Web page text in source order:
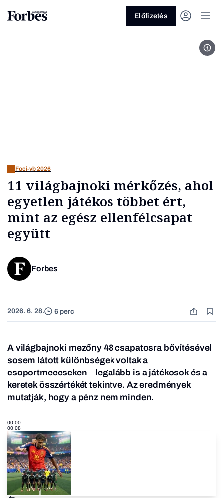
Üzlet
Előfizetés
Foci-vb 2026
11 világbajnoki mérkőzés, ahol
egyetlen játékos többet ért,
mint az egész ellenfélcsapat
együtt
Forbes
2026. 6. 28. 6 perc
A világbajnoki mezőny 48 csapatosra bővítésével
sosem látott különbségek voltak a
csoportmeccseken – legalább is a játékosok és a
keretek összértékét tekintve. Az eredmények
mutatják, hogy a pénz nem minden.
00:00
00:08